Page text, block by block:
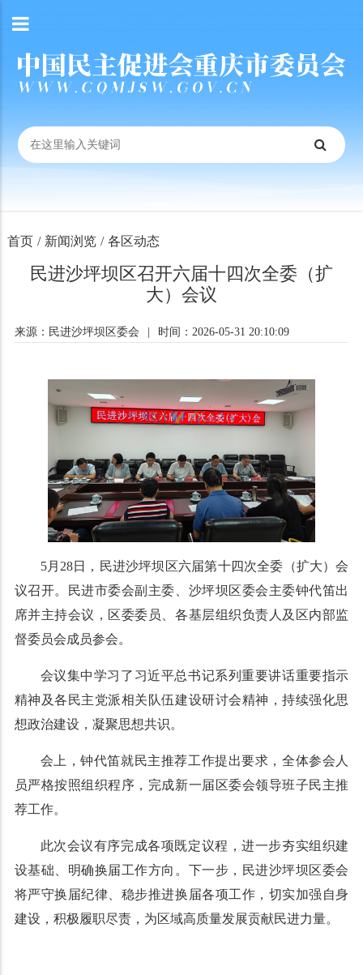
首页 / 新闻浏览 / 各区动态
民进沙坪坝区召开六届十四次全委（扩
大）会议
来源：民进沙坪坝区委会 时间：2026-05-31 20:10:09
5月28日，民进沙坪坝区六届第十四次全委（扩大）会
议召开。民进市委会副主委、沙坪坝区委会主委钟代笛出
席并主持会议，区委委员、各基层组织负责人及区内部监
督委员会成员参会。
会议集中学习了习近平总书记系列重要讲话重要指示
精神及各民主党派相关队伍建设研讨会精神，持续强化思
想政治建设，凝聚思想共识。
会上，钟代笛就民主推荐工作提出要求，全体参会人
员严格按照组织程序，完成新一届区委会领导班子民主推
荐工作。
此次会议有序完成各项既定议程，进一步夯实组织建
设基础、明确换届工作方向。下一步，民进沙坪坝区委会
将严守换届纪律、稳步推进换届各项工作，切实加强自身
建设，积极履职尽责，为区域高质量发展贡献民进力量。